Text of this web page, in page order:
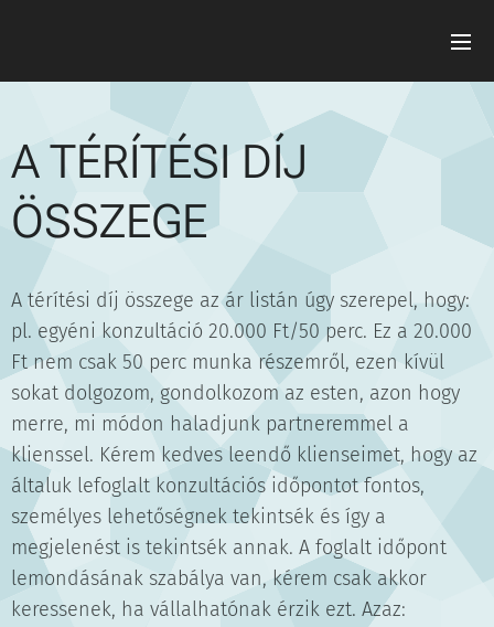
A TÉRÍTÉSI DÍJ
ÖSSZEGE
A térítési díj összege az ár listán úgy szerepel, hogy:
pl. egyéni konzultáció 20.000 Ft/50 perc. Ez a 20.000
Ft nem csak 50 perc munka részemről, ezen kívül
sokat dolgozom, gondolkozom az esten, azon hogy
merre, mi módon haladjunk partneremmel a
klienssel. Kérem kedves leendő klienseimet, hogy az
általuk lefoglalt konzultációs időpontot fontos,
személyes lehetőségnek tekintsék és így a
megjelenést is tekintsék annak. A foglalt időpont
lemondásának szabálya van, kérem csak akkor
keressenek, ha vállalhatónak érzik ezt. Azaz: